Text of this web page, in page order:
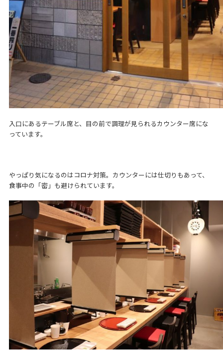
入口にあるテーブル席と、目の前で調理が見られるカウンター席にな
っています。
やっぱり気になるのはコロナ対策。カウンターには仕切りもあって、
食事中の「密」も避けられています。